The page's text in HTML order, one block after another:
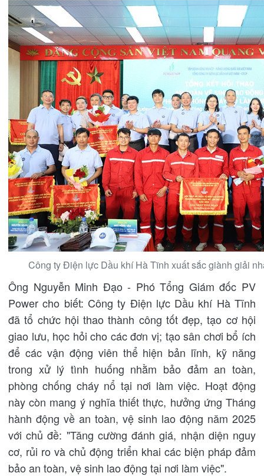
Công ty Điện lực Dầu khí Hà Tĩnh xuất sắc giành giải
Ông Nguyễn Minh Đạo - Phó Tổng Giám đốc PV
Power cho biết: Công ty Điện lực Dầu khí Hà Tĩnh
đã tổ chức hội thao thành công tốt đẹp, tạo cơ hội
giao lưu, học hỏi cho các đơn vị; tạo sân chơi bổ ích
để các vận động viên thể hiện bản lĩnh, kỹ năng
trong xử lý tình huống nhằm bảo đảm an toàn,
phòng chống cháy nổ tại nơi làm việc. Hoạt động
này còn mang ý nghĩa thiết thực, hưởng ứng Tháng
hành động về an toàn, vệ sinh lao động năm 2025
với chủ đề: "Tăng cường đánh giá, nhận diện nguy
cơ, rủi ro và chủ động triển khai các biện pháp đảm
bảo an toàn, vệ sinh lao động tại nơi làm việc".